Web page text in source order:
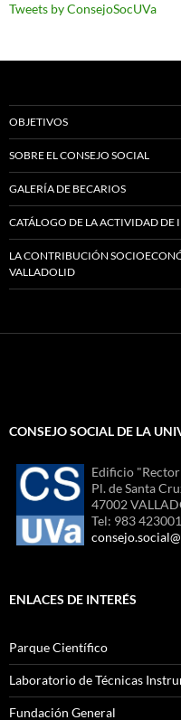
Tweets by ConsejoSocUVa
OBJETIVOS
SOBRE EL CONSEJO SOCIAL
GALERÍA DE BECARIOS
CATÁLOGO DE LA ACTIVIDAD DE
LA CONTRIBUCIÓN
VALLADOLID
CONSEJO SOCIAL DE LA
Edificio
Pl. de Santa
47002
Tel: 983
ENLACES DE INTERÉS
Parque Científico
Laboratorio de Técnicas
Fundación General